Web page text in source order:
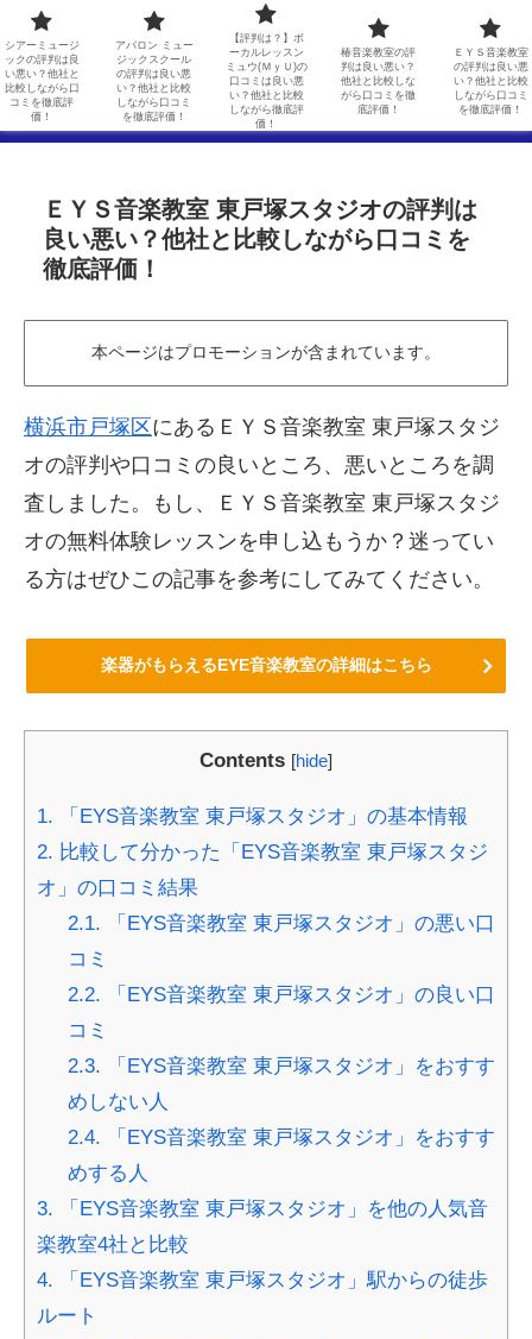
アバロン ミュージックスクールの評判は良い悪い？他社と比較しながら口コミを徹底評価！
【評判は？】ボーカルレッスンミュウ(ＭｙＵ)の口コミは良い悪い？他社と比較しながら徹底評価！ 椿音楽教室の評判は良い悪い？他社と比較しながら口コミを徹底評価！
ＥＹＳ音楽教室の評判は良い悪い？他社と比較しながら口コミを徹底評価！
ＥＹＳ音楽教室 東戸塚スタジオの評判は
良い悪い？他社と比較しながら口コミを
徹底評価！
本ページはプロモーションが含まれています。
横浜市戸塚区にあるＥＹＳ音楽教室 東戸塚スタジ
オの評判や口コミの良いところ、悪いところを調
査しました。もし、ＥＹＳ音楽教室 東戸塚スタジ
オの無料体験レッスンを申し込もうか？迷ってい
る方はぜひこの記事を参考にしてみてください。
楽器がもらえるEYE音楽教室の詳細はこちら
Contents [hide]
1. 「EYS音楽教室 東戸塚スタジオ」の基本情報
2. 比較して分かった「EYS音楽教室 東戸塚スタジ
オ」の口コミ結果
2.1. 「EYS音楽教室 東戸塚スタジオ」の悪い口
コミ
2.2. 「EYS音楽教室 東戸塚スタジオ」の良い口
コミ
2.3. 「EYS音楽教室 東戸塚スタジオ」をおすす
めしない人
2.4. 「EYS音楽教室 東戸塚スタジオ」をおすす
めする人
3. 「EYS音楽教室 東戸塚スタジオ」を他の人気音
楽教室4社と比較
4. 「EYS音楽教室 東戸塚スタジオ」駅からの徒歩
ルート
シアーミュージ
ックの評判は良
い悪い？他社と
比較しながら口
コミを徹底評
価！
アバロン ミュー
ジックスクール
の評判は良い悪
い？他社と比較
しながら口コミ
を徹底評価！
【評判は？】ボ
ーカルレッスン
ミュウ(ＭｙＵ)の
口コミは良い悪
い？他社と比較
しながら徹底評
価！
椿音楽教室の評
判は良い悪い？
他社と比較しな
がら口コミを徹
底評価！
ＥＹＳ音楽教室
の評判は良い悪
い？他社と比較
しながら口コミ
を徹底評価！